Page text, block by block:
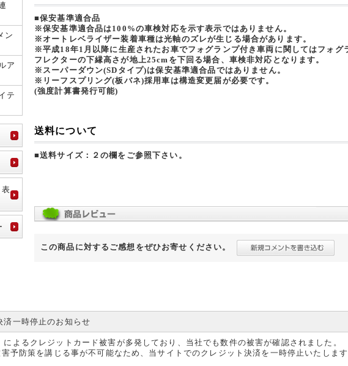
ン
ア
テ
表
■保安基準適合品
※保安基準適合品は100%の車検対応を示す表示ではありません。
※オートレベライザー装着車種は光軸のズレが生じる場合があります。
※平成18年1月以降に生産されたお車でフォグランプ付き車両に関してはフォグ
フレクターの下縁高さが地上25cmを下回る場合、車検非対応となります。
※スーパーダウン(SDタイプ)は保安基準適合品ではありません。
※リーフスプリング(板バネ)採用車は構造変更届が必要です。
(強度計算書発行可能)
送料について
■送料サイズ：２の欄をご参照下さい。
この商品に対するご感想をぜひお寄せください。
済一時停止のお知らせ
よるクレジットカード被害が多発しており、当社でも数件の被害が確認されました。
予防策を講じる事が不可能なため、当サイトでのクレジット決済を一時停止いたしま